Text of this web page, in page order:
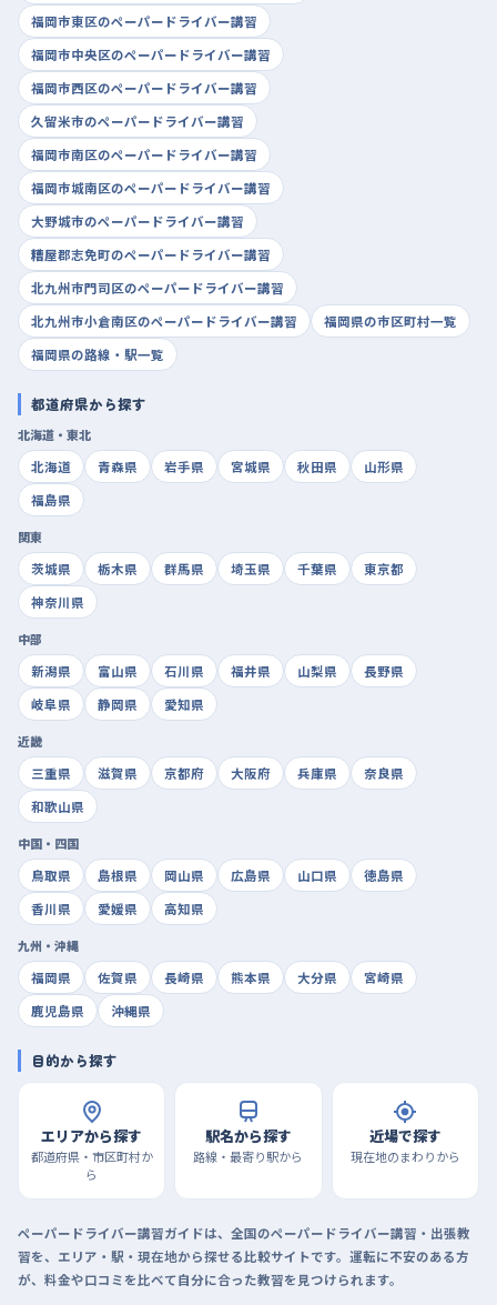
福岡市東区のペーパードライバー講習
福岡市中央区のペーパードライバー講習
福岡市西区のペーパードライバー講習
久留米市のペーパードライバー講習
福岡市南区のペーパードライバー講習
福岡市城南区のペーパードライバー講習
大野城市のペーパードライバー講習
糟屋郡志免町のペーパードライバー講習
北九州市門司区のペーパードライバー講習
北九州市小倉南区のペーパードライバー講習
福岡県の市区町村一覧
福岡県の路線・駅一覧
都道府県から探す
北海道・東北
北海道
青森県 岩手県 宮城県 秋田県
山形県
福島県
関東
茨城県
栃木県 群馬県 埼玉県 千葉県
東京都
神奈川県
中部
新潟県
富山県 石川県 福井県 山梨県
長野県
岐阜県
静岡県 愛知県
近畿
三重県
滋賀県 京都府 大阪府 兵庫県
奈良県
和歌山県
中国・四国
鳥取県
島根県 岡山県 広島県 山口県
徳島県
香川県
愛媛県 高知県
九州・沖縄
福岡県
佐賀県 長崎県 熊本県 大分県
宮崎県
鹿児島県
沖縄県
目的から探す
エリアから探す
都道府県・市区町村か
ら
駅名から探す
路線・最寄り駅から
近場で探す
現在地のまわりから
ペーパードライバー講習ガイドは、全国のペーパードライバー講習・出張教
習を、エリア・駅・現在地から探せる比較サイトです。運転に不安のある方
が、料金や口コミを比べて自分に合った教習を見つけられます。